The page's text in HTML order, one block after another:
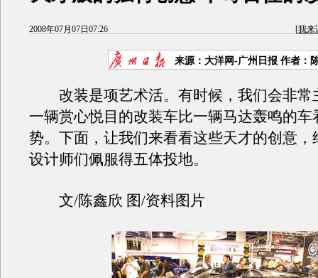
2008年07月07日07:26 [我来
来源：大洋网-广州日报 作者：
改装是项艺术活。有时候，我们会非常
一辆赏心悦目的改装车比一辆马达轰鸣的车
势。下面，让我们来看看这些天才的创意，
设计师们佩服得五体投地。
文/陈鑫欣 图/资料图片